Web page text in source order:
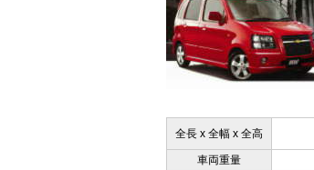
全長 x 全幅 x 全高
車両重量